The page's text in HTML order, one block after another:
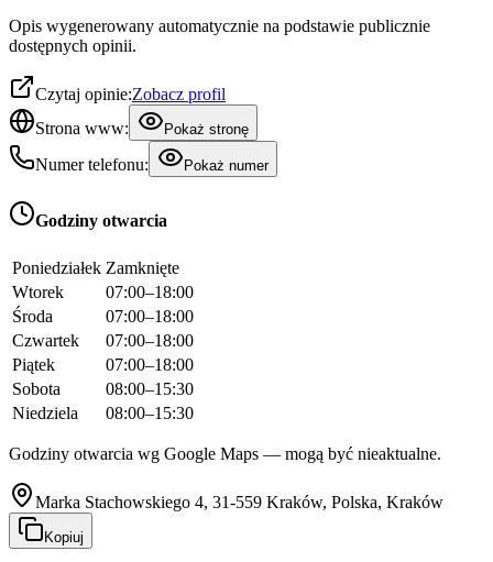
Opis wygenerowany automatycznie na podstawie publicznie
dostępnych opinii.
Czytaj opinie:Zobacz profil
Strona www:
Pokaż stronę
Numer telefonu: Pokaż numer
Godziny otwarcia
Poniedziałek Zamknięte
Wtorek
07:00–18:00
Środa
07:00–18:00
Czwartek
07:00–18:00
Piątek
07:00–18:00
Sobota
08:00–15:30
Niedziela
08:00–15:30
Godziny otwarcia wg Google Maps — mogą być nieaktualne.
Marka Stachowskiego 4, 31-559 Kraków, Polska, Kraków
Kopiuj